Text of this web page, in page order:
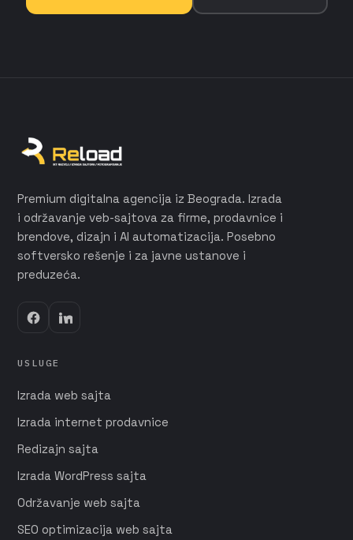
Premium digitalna agencija iz Beograda. Izrada
i održavanje veb-sajtova za firme, prodavnice i
brendove, dizajn i AI automatizacija. Posebno
softversko rešenje i za javne ustanove i
preduzeća.
USLUGE
Izrada web sajta
Izrada internet prodavnice
Redizajn sajta
Izrada WordPress sajta
Održavanje web sajta
SEO optimizacija web sajta